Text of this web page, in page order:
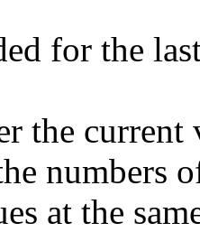
for the
the
numbers
at the